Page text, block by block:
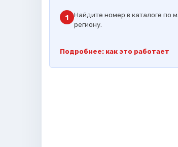
1
Найдите номер в каталоге по
региону.
Подробнее: как это работает